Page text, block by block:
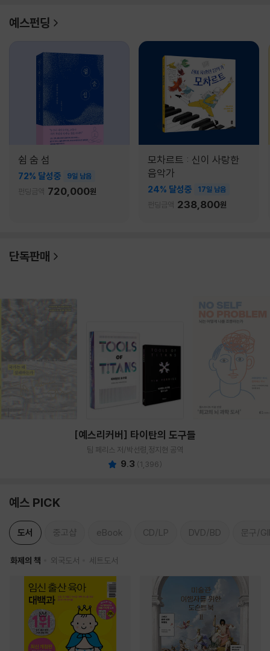
예스펀딩
쉼 숨 섬
72% 달성중 9일 남음
펀딩금액 720,000원
모차르트 : 신이 사랑한
음악가
24% 달성중 17일 남음
펀딩금액 238,800원
단독판매
[예스리커버] 타이탄의 도구들
팀 페리스 저/박선령,정지현 공역
9.3 (1,396)
예스 PICK
도서 중고샵 eBook CD/LP DVD/BD 문구/
화제의 책 외국도서 세트도서